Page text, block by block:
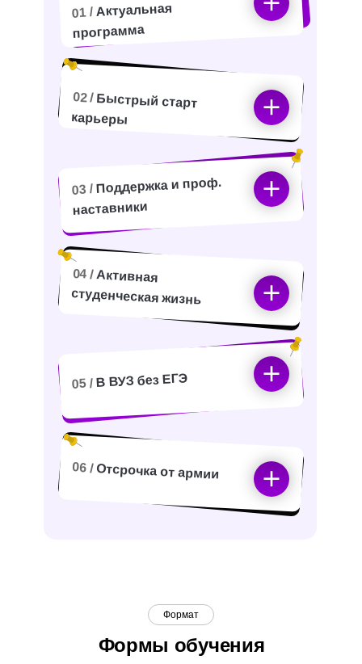
01 / Актуальная
программа
02 / Быстрый старт
карьеры
04 /Активная
студенческая жизнь
05 / В ВУЗ без ЕГЭ
06 / Отсрочка от армии
03 / Поддержка и проф.
наставники
Формат
Формы обучения